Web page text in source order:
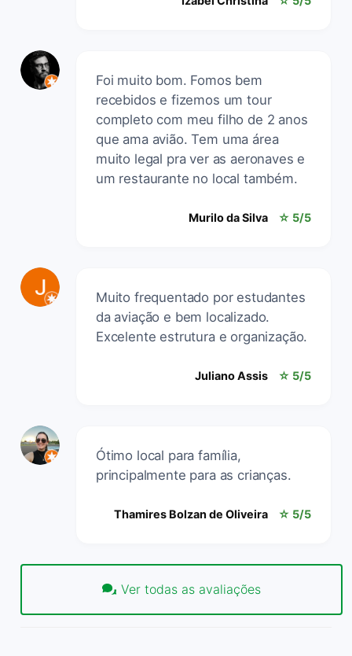
Foi muito bom. Fomos bem
recebidos e fizemos um tour
completo com meu filho de 2 anos
que ama avião. Tem uma área
muito legal pra ver as aeronaves e
um restaurante no local também.
Murilo da Silva ☆ 5/5
Muito frequentado por estudantes
da aviação e bem localizado.
Excelente estrutura e organização.
Juliano Assis ☆ 5/5
Ótimo local para família,
principalmente para as crianças.
Thamires Bolzan de Oliveira ☆ 5/5
Ver todas as avaliações